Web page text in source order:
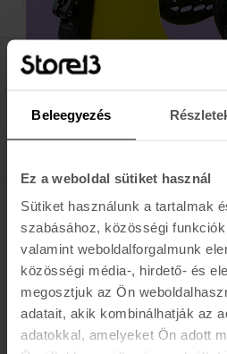
Beleegyezés
Ez a weboldal sütiket használ
Sütiket használunk a tartalmak
szabásához, közösségi
valamint weboldalforgalmunk
közösségi média-, hirdető- és
megosztjuk az Ön
adatait, akik kombinálhatják az
adatokkal, amelyeket Ön adott
Értesülj az
E-MAIL
K A R O L I N
Hétfő - Péntek:
Vasárnap:
K I R Á L Y